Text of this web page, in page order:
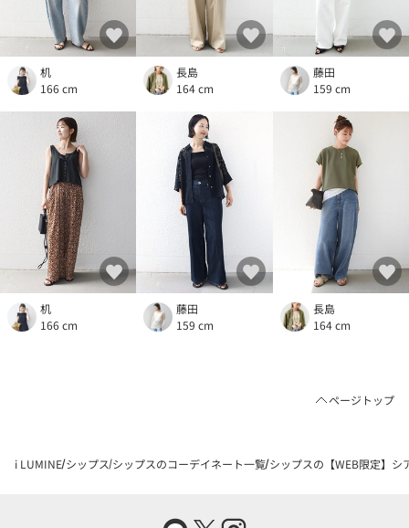
机
166 cm
長島
164 cm
藤田
159 cm
机
166 cm
藤田
159 cm
長島
164 cm
ページトップ
i LUMINE シップス シップスのコーデイネート一覧 シップスの【WEB限定】シ